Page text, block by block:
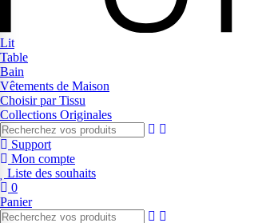
Lit
Table
Bain
Vêtements de Maison
Choisir par Tissu
Collections Originales
Support
Mon compte
Liste des souhaits
0
Panier